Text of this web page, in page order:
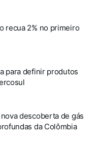
recua 2% no primeiro
para definir produtos
descoberta de gás
da Colômbia